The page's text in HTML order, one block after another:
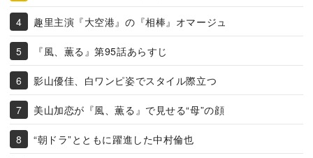
趣里主演『大空港』の『相棒』オマージュ
『風、薫る』第95話あらすじ
影山優佳、白ワンピ姿でスタイル際立つ
美山加恋が『風、薫る』で見せる“母”の顔
“朝ドラ”とともに躍進した中村倫也